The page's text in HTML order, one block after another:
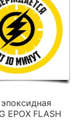
EPOX FLASH